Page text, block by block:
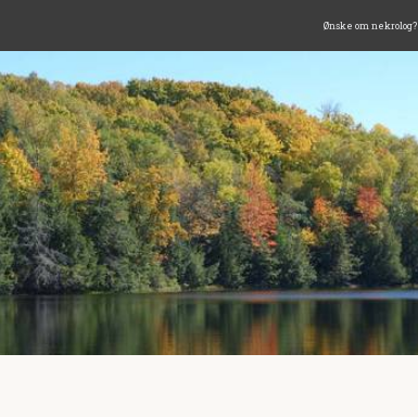
Ønske om nekrolog?